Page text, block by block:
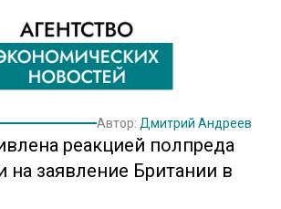
Автор: Дмитрий Андреев
реакцией полпреда
на заявление Британии в